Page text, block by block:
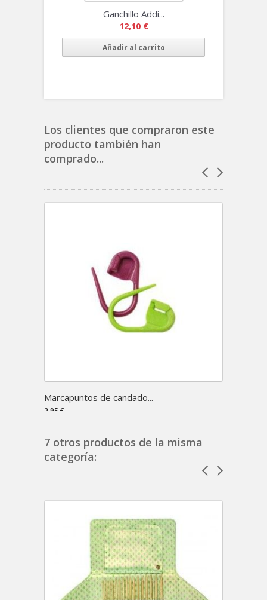
Ganchillo Addi...
12,10 €
Añadir al carrito
Los clientes que compraron este
producto también han
comprado...
Marcapuntos de candado...
2,95 €
7 otros productos de la misma
categoría: